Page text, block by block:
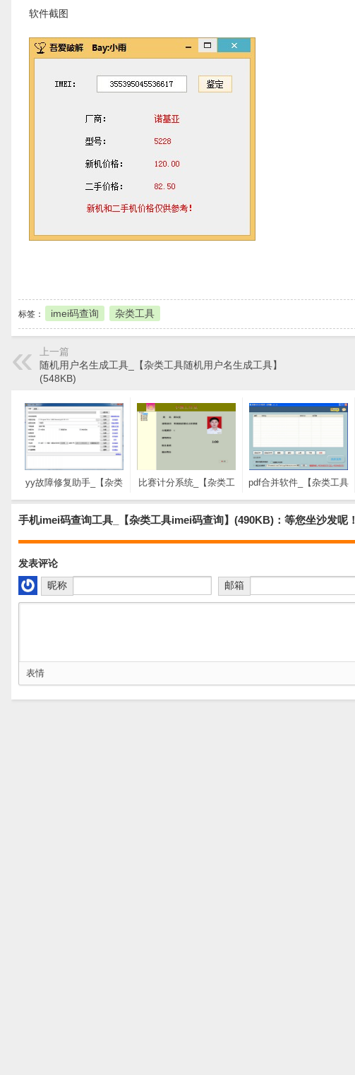
软件截图
标签： imei码查询 杂类工具
上一篇
随机用户名生成工具_【杂类工具随机用户名生成工具】
(548KB)
yy故障修复助手_【杂类
比赛计分系统_【杂类工
pdf合并软件_【杂类工具
手机imei码查询工具_【杂类工具imei码查询】(490KB)：等您坐沙发呢！
发表评论
昵称
邮箱
表情